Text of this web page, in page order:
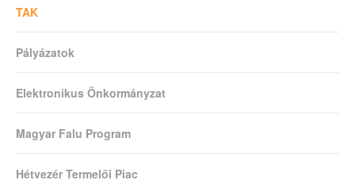
TAK
Pályázatok
Elektronikus Önkormányzat
Magyar Falu Program
Hétvezér Termelői Piac